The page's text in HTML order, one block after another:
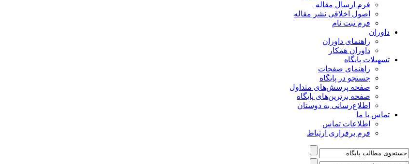
فرم ارسال مقاله
اصول اخلاقی نشر مقاله
فرم ثبت نام
داوران
راهنمای داوران
داوران همکار
تسهیلات پایگاه
راهنمای صفحات
جستجو در پایگاه
صفحه پرسش‌های متداول
صفحه برترین‌های پایگاه
اطلاع‌رسانی به دوستان
تماس با ما
اطلاعات تماس
فرم برقراری ارتباط